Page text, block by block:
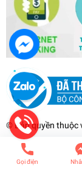
© Bản quyền thuộc
Gọi điện